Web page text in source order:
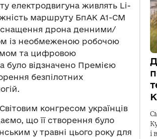
електродвигуна живлять Li-
маршруту БпАК А1-СМ
дрона денними/
із необмеженою робочою
та цифровою
було відзначено Премією
безпілотних
конгресом українців
що її створення було
у травні цього року для
і